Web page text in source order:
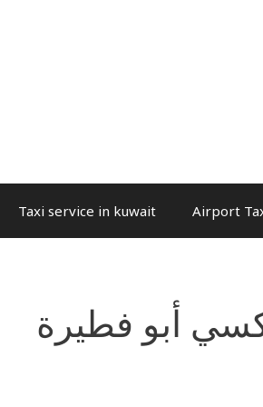
Taxi service in kuwait Airport
أبو فطيرة